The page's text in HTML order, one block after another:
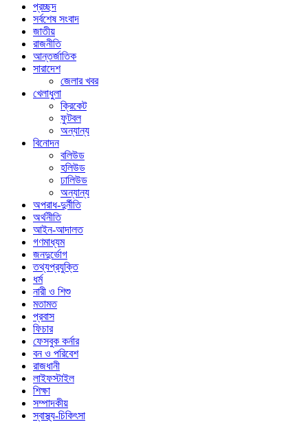
প্রচ্ছদ
সর্বশেষ সংবাদ
জাতীয়
রাজনীতি
আন্তর্জাতিক
সারাদেশ
জেলার খবর
খেলাধুলা
ক্রিকেট
ফুটবল
অন্যান্য
বিনোদন
বলিউড
হলিউড
ঢালিউড
অন্যান্য
অপরাধ-দুর্নীতি
অর্থনীতি
আইন-আদালত
গণমাধ্যম
জনদুর্ভোগ
তথ্যপ্রযুক্তি
ধর্ম
নারী ও শিশু
মতামত
প্রবাস
ফিচার
ফেসবুক কর্নার
বন ও পরিবেশ
রাজধানী
লাইফস্টাইল
শিক্ষা
সম্পাদকীয়
স্বাস্থ্য-চিকিৎসা